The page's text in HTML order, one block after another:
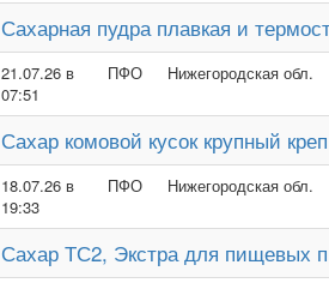
Сахарная пудра плавкая и
21.07.26 в
07:51
ПФО Нижегородская обл.
Сахар комовой кусок крупный
18.07.26 в
19:33
ПФО Нижегородская обл.
Сахар ТС2, Экстра для пищевых